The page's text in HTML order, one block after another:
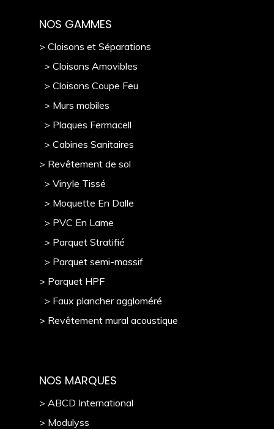
NOS GAMMES
> Cloisons et Séparations
> Cloisons Amovibles
> Cloisons Coupe Feu
> Murs mobiles
> Plaques Fermacell
> Cabines Sanitaires
> Revêtement de sol
> Vinyle Tissé
> Moquette En Dalle
> PVC En Lame
> Parquet Stratifié
> Parquet semi-massif
> Parquet HPF
> Faux plancher aggloméré
> Revêtement mural acoustique
NOS MARQUES
> ABCD International
> Modulyss